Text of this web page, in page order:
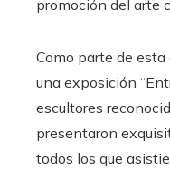
promoción del arte
Como parte de esta
una exposición
escultores
presentaron
todos los que